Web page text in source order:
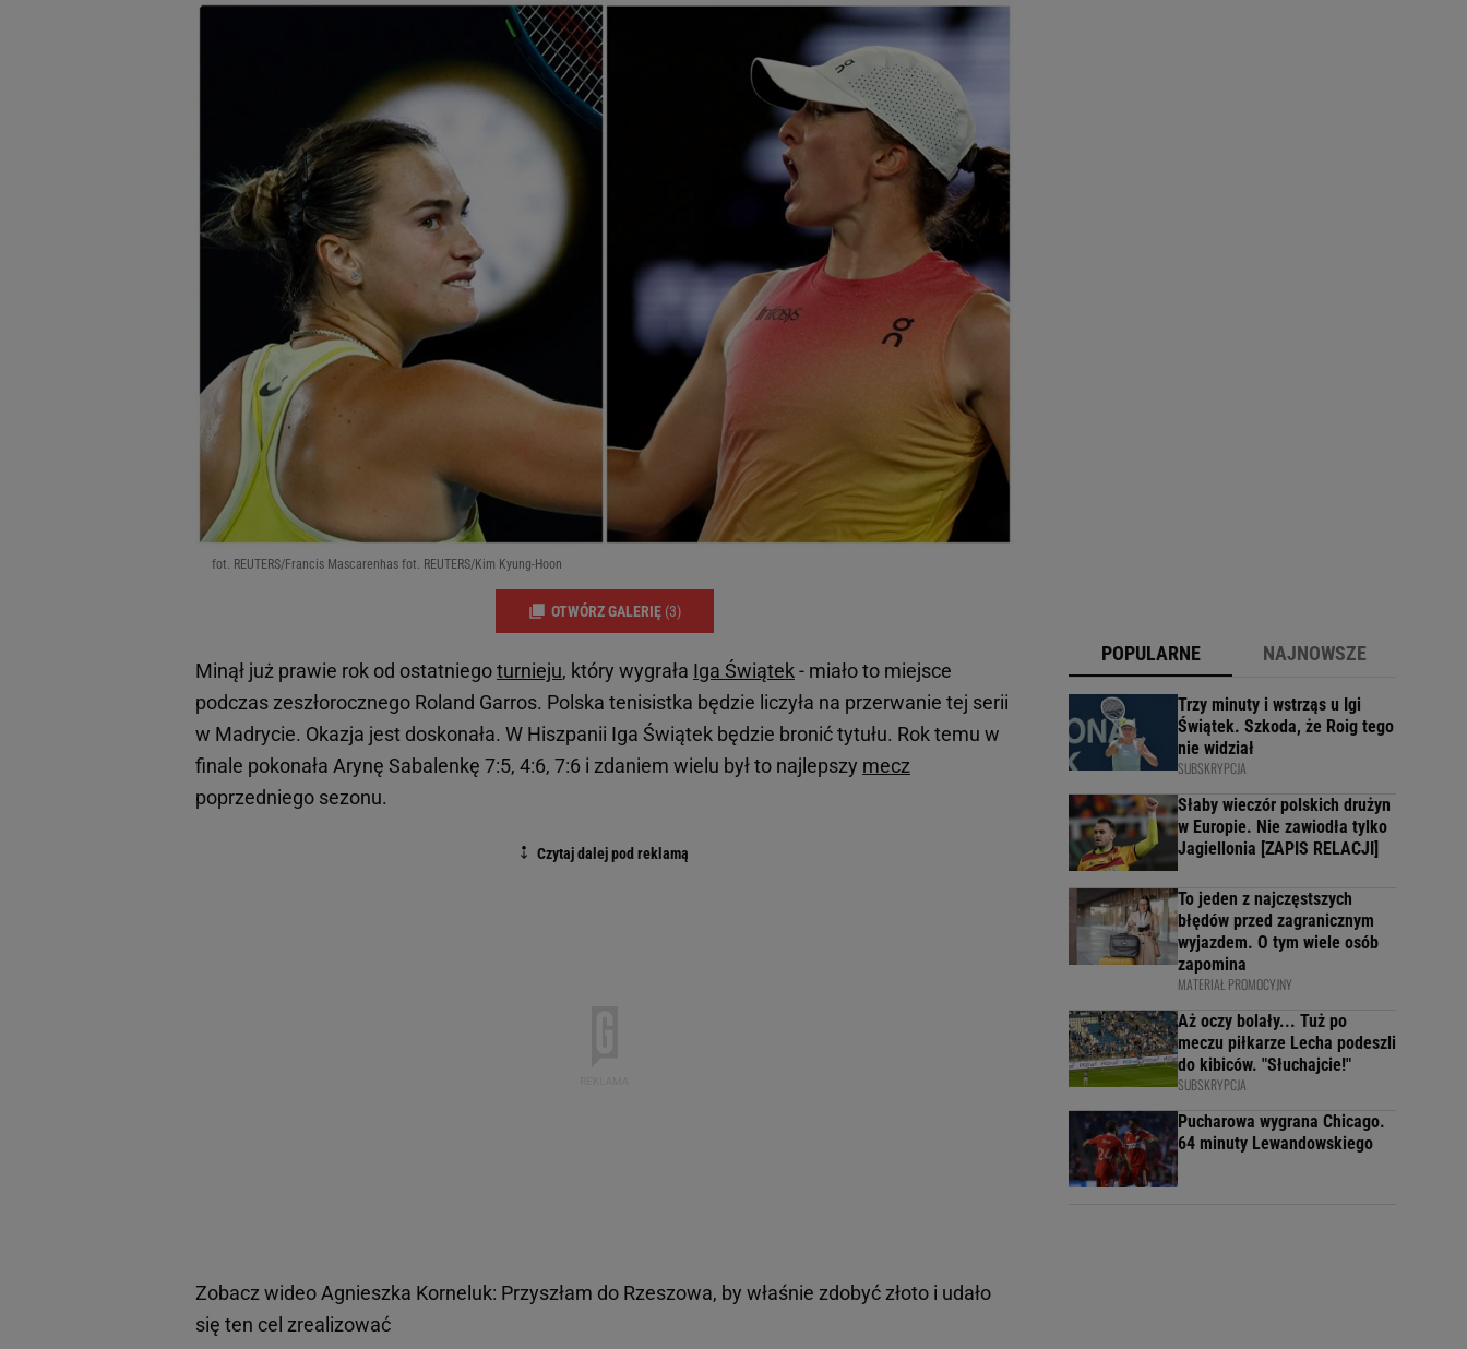
fot. REUTERS/Francis Mascarenhas fot. REUTERS/Kim Kyung-Hoon
OTWÓRZ GALERIĘ (3)
Minął już prawie rok od ostatniegoturnieju, który wygrała Iga Świątek- miało to miejsce
podczas zeszłorocznego Roland Garros. Polska tenisistka będzie liczyła na przerwanie tej serii
w Madrycie. Okazja jest doskonała. W Hiszpanii Iga Świątek będzie bronić tytułu. Rok temu w
finale pokonała Arynę Sabalenkę 7:5, 4:6, 7:6 i zdaniem wielu był to najlepszy mecz
poprzedniego sezonu.
Zobacz wideoAgnieszka Korneluk: Przyszłam do Rzeszowa, by właśnie zdobyć złoto i udało
się ten cel zrealizować
POPULARNE NAJNOWSZE
Trzy minuty i wstrząs u Igi
Świątek. Szkoda, że Roig tego
nie widział
SUBSKRYPCJA
Słaby wieczór polskich drużyn
w Europie. Nie zawiodła tylko
Jagiellonia [ZAPIS RELACJI]
To jeden z najczęstszych
błędów przed zagranicznym
wyjazdem. O tym wiele osób
zapomina
MATERIAŁ PROMOCYJNY
Aż oczy bolały... Tuż po
meczu piłkarze Lecha podeszli
do kibiców. "Słuchajcie!"
SUBSKRYPCJA
Pucharowa wygrana Chicago.
64 minuty Lewandowskiego